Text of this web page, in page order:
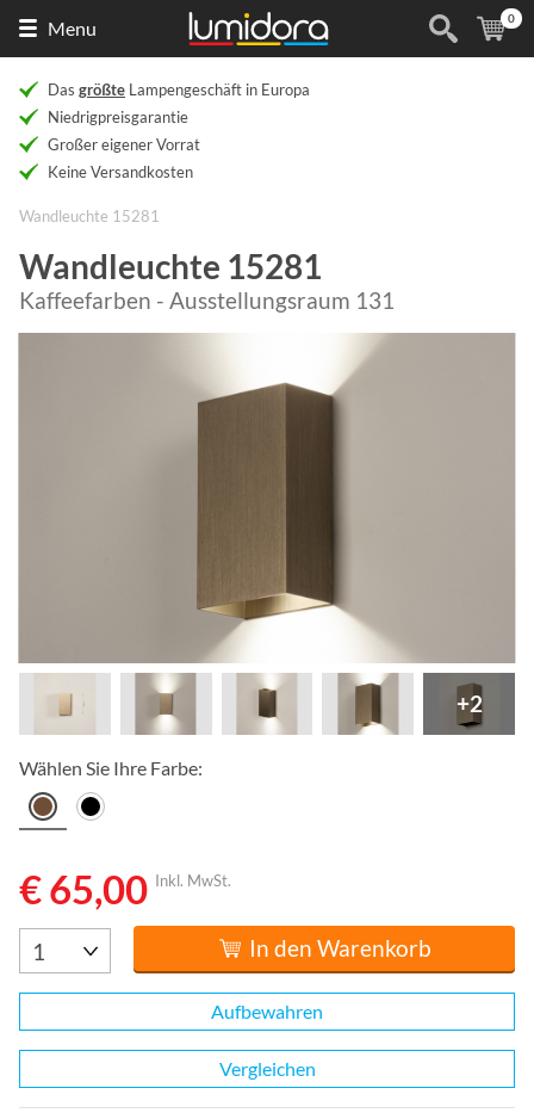
Menu (
0
Das größte Lampengeschäft in Europa
Niedrigpreisgarantie
Großer eigener Vorrat
Keine Versandkosten
Wandleuchte 15281
Wandleuchte 15281
Kaffeefarben - Ausstellungsraum 131
+2
Wählen Sie Ihre Farbe:
€ 65,00 Inkl. MwSt.
In den Warenkorb
Aufbewahren
Vergleichen